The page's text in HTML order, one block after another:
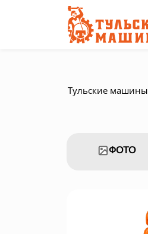
Тульские машины
ФОТО